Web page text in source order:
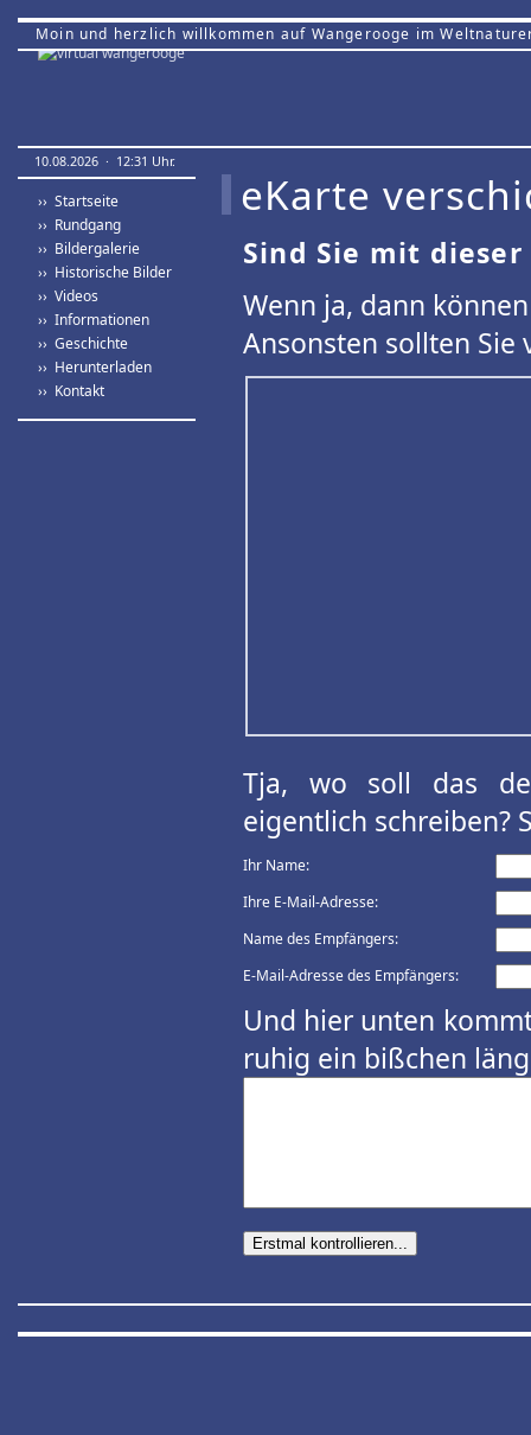
Moin und herzlich willkommen auf Wangerooge im
10.08.2026 · 12:31 Uhr.
›› Startseite
›› Rundgang
›› Bildergalerie
›› Historische Bilder
›› Videos
›› Informationen
›› Geschichte
›› Herunterladen
›› Kontakt
eKarte
Sind Sie mit
Wenn ja, dann
Ansonsten sollten
Tja, wo soll das
eigentlich schreiben?
Ihr Name:
Ihre E-Mail-Adresse:
Name des Empfängers:
E-Mail-Adresse des Empfängers:
Und hier unten
ruhig ein bißchen